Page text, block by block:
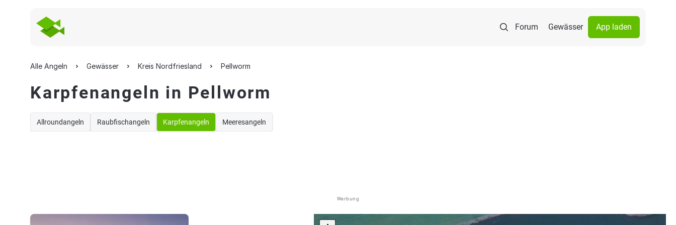
Forum Gewässer App laden
Alle Angeln Gewässer Kreis Nordfriesland Pellworm
Karpfenangeln in Pellworm
Allroundangeln Raubfischangeln Karpfenangeln Meeresangeln
Werbung